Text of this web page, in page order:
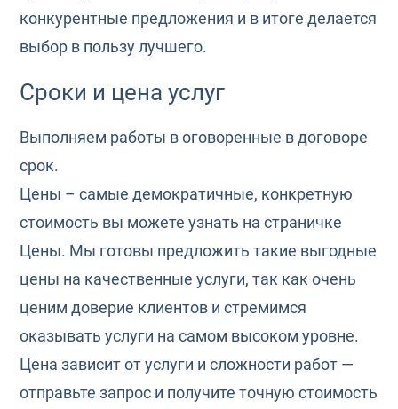
конкурентные предложения и в итоге делается
выбор в пользу лучшего.
Сроки и цена услуг
Выполняем работы в оговоренные в договоре
срок.
Цены – самые демократичные, конкретную
стоимость вы можете узнать на страничке
Цены. Мы готовы предложить такие выгодные
цены на качественные услуги, так как очень
ценим доверие клиентов и стремимся
оказывать услуги на самом высоком уровне.
Цена зависит от услуги и сложности работ —
отправьте запрос и получите точную стоимость